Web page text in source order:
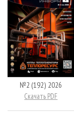
№2 (192) 2026
Скачать PDF